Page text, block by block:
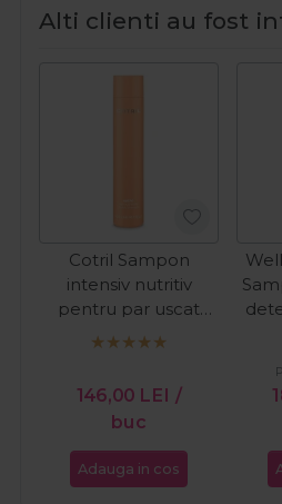
Alti clienti au fost
Cotril Sampon
intensiv nutritiv
pentru par uscat
Nutro High
146,00 LEI /
buc
Adauga in cos